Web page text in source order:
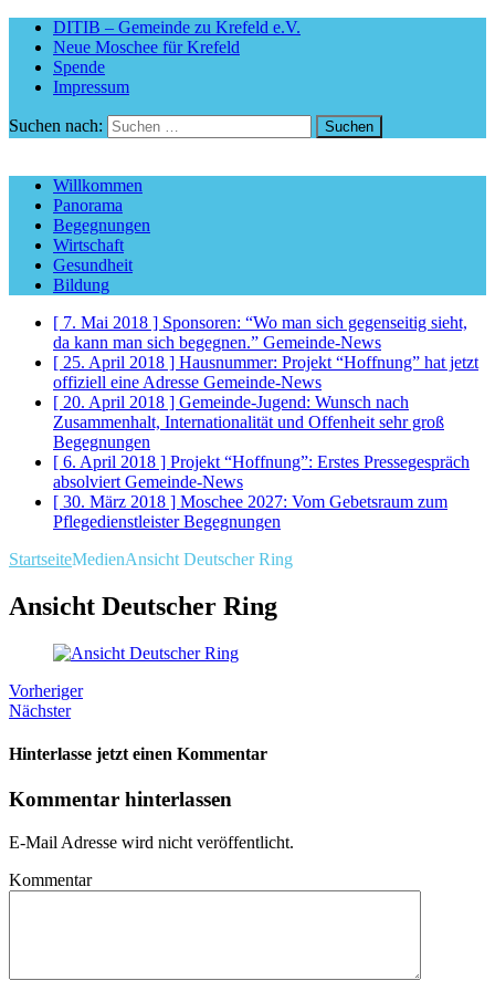
DITIB – Gemeinde zu Krefeld e.V.
Neue Moschee für Krefeld
Spende
Impressum
Suchen nach:
Willkommen
Panorama
Begegnungen
Wirtschaft
Gesundheit
Bildung
[ 7. Mai 2018 ] Sponsoren: “Wo man sich gegenseitig sieht,
da kann man sich begegnen.” Gemeinde-News
[ 25. April 2018 ] Hausnummer: Projekt “Hoffnung” hat jetzt
offiziell eine Adresse Gemeinde-News
[ 20. April 2018 ] Gemeinde-Jugend: Wunsch nach
Zusammenhalt, Internationalität und Offenheit sehr groß
Begegnungen
[ 6. April 2018 ] Projekt “Hoffnung”: Erstes Pressegespräch
absolviert Gemeinde-News
[ 30. März 2018 ] Moschee 2027: Vom Gebetsraum zum
PflegedienstleisterBegegnungen
StartseiteMedienAnsicht Deutscher Ring
Ansicht Deutscher Ring
Vorheriger
Nächster
Hinterlasse jetzt einen Kommentar
Kommentar hinterlassen
E-Mail Adresse wird nicht veröffentlicht.
Kommentar